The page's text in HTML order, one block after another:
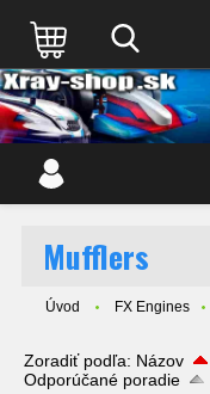
Mufflers
Úvod FX Engines
Zoradiť podľa: Názov
Odporúčané poradie